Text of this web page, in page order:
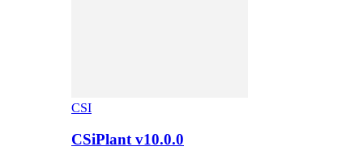
CSI
CSiPlant v10.0.0